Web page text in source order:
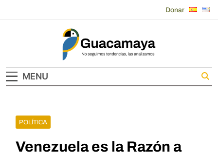
Donar
Guacamaya
MENU
POLÍTICA
Venezuela es la Razón a